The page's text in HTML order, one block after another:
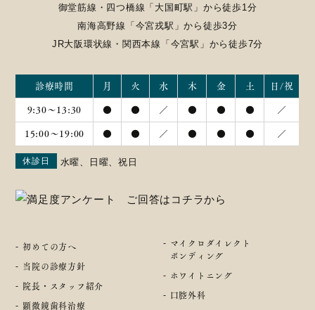
御堂筋線・四つ橋線「大国町駅」から徒歩1分
南海高野線「今宮戎駅」から徒歩3分
JR大阪環状線・関西本線「今宮駅」から徒歩7分
診療時間 月 火 水 木 金 土
日/祝
9:30～13:30
● ● ／ ● ● ●
／
15:00〜19:00
● ● ／ ● ● ● ／
休診日 水曜、日曜、祝日
初めての方へ
当院の診療方針
院長・スタッフ紹介
顕微鏡歯科治療
マイクロダイレクト
ボンディング
ホワイトニング
口腔外科